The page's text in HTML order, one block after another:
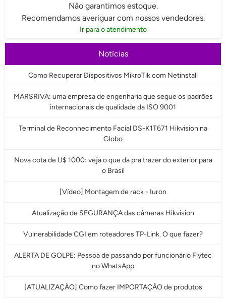
Não garantimos estoque.
Recomendamos averiguar com nossos vendedores.
Ir para o atendimento
Notícias
Como Recuperar Dispositivos MikroTik com Netinstall
MARSRIVA: uma empresa de engenharia que segue os padrões
internacionais de qualidade da ISO 9001
Terminal de Reconhecimento Facial DS-K1T671 Hikvision na
Globo
Nova cota de U$ 1000: veja o que da pra trazer do exterior para
o Brasil
[Vídeo] Montagem de rack - Iuron
Atualização de SEGURANÇA das câmeras Hikvision
Vulnerabilidade CGI em roteadores TP-Link. O que fazer?
ALERTA DE GOLPE: Pessoa de passando por funcionário Flytec
no WhatsApp
[ATUALIZAÇÃO] Como fazer IMPORTAÇÃO de produtos